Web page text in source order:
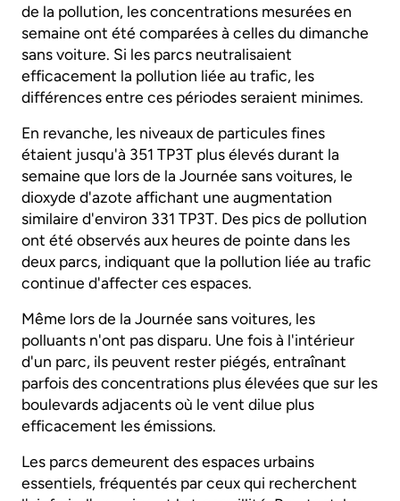
de la pollution, les concentrations mesurées en
semaine ont été comparées à celles du dimanche
sans voiture. Si les parcs neutralisaient
efficacement la pollution liée au trafic, les
différences entre ces périodes seraient minimes.
En revanche, les niveaux de particules fines
étaient jusqu'à 351 TP3T plus élevés durant la
semaine que lors de la Journée sans voitures, le
dioxyde d'azote affichant une augmentation
similaire d'environ 331 TP3T. Des pics de pollution
ont été observés aux heures de pointe dans les
deux parcs, indiquant que la pollution liée au trafic
continue d'affecter ces espaces.
Même lors de la Journée sans voitures, les
polluants n'ont pas disparu. Une fois à l'intérieur
d'un parc, ils peuvent rester piégés, entraînant
parfois des concentrations plus élevées que sur les
boulevards adjacents où le vent dilue plus
efficacement les émissions.
Les parcs demeurent des espaces urbains
essentiels, fréquentés par ceux qui recherchent